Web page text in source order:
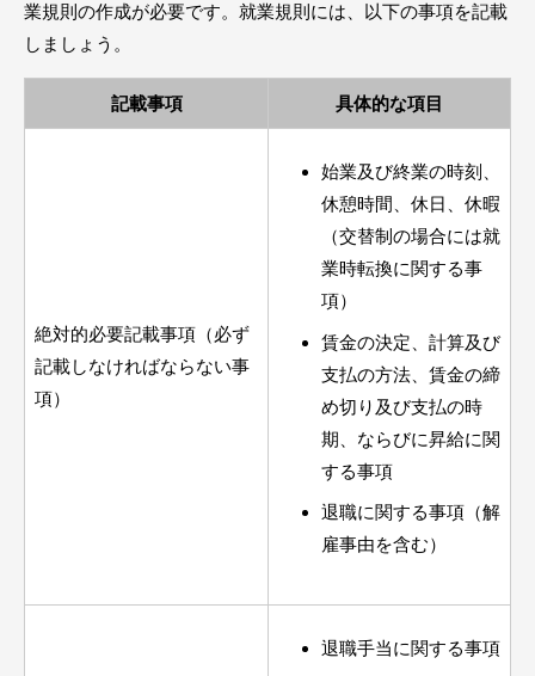
業規則の作成が必要です。就業規則には、以下の事項を記載
しましょう。
記載事項 具体的な項目
絶対的必要記載事項（必ず
記載しなければならない事
項）
始業及び終業の時刻、
休憩時間、休日、休暇
（交替制の場合には就
業時転換に関する事
項）
賃金の決定、計算及び
支払の方法、賃金の締
め切り及び支払の時
期、ならびに昇給に関
する事項
退職に関する事項（解
雇事由を含む）
退職手当に関する事項